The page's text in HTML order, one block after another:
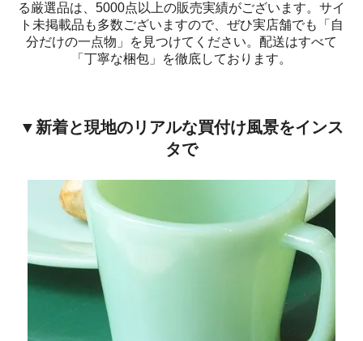
る厳選品は、5000点以上の販売実績がございます。サイ
ト未掲載品も多数ございますので、ぜひ実店舗でも「自
分だけの一点物」を見つけてください。配送はすべて
「丁寧な梱包」を徹底しております。
▼新着と現地のリアルな買付け風景をインス
タで